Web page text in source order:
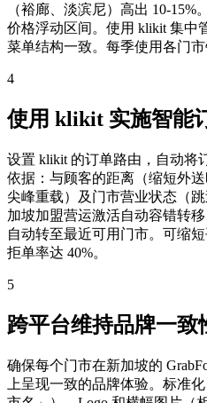
（裕廊、淡滨尼）高出 10-15%
价格浮动区间。使用 klikit 集中
菜单结构一致。每季使用各门市
4
使用 klikit 实施智能
设置 klikit 的订单路由，自动将
依据：与顾客的距离（缩短外
尖峰重载）及门市营业状态（
加坡加盟营运激活自动容错转
自动转至最近可用门市。可缩
拒单率达 40%。
5
跨平台维持品牌一致
确保每个门市在新加坡的
上呈现一致的品牌体验。标准